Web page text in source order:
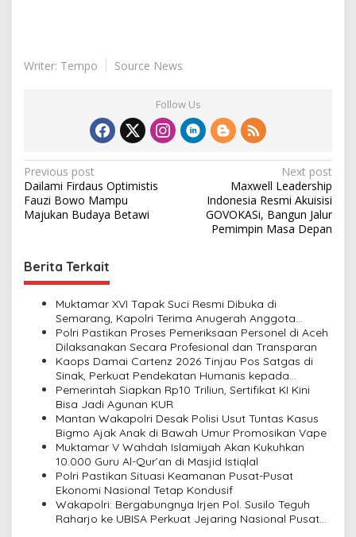
Writer: Tempo Source News
Follow Us
P
o
s
n
a
Previous post
Dailami Firdaus Optimistis
Fauzi Bowo Mampu
Majukan Budaya Betawi
Next post
Maxwell Leadership
Indonesia Resmi Akuisisi
GOVOKASi, Bangun Jalur
Pemimpin Masa Depan
Berita Terkait
Muktamar XVI Tapak Suci Resmi Dibuka di
Semarang, Kapolri Terima Anugerah Anggota
Kehormatan
Polri Pastikan Proses Pemeriksaan Personel di Aceh
Dilaksanakan Secara Profesional dan Transparan
Kaops Damai Cartenz 2026 Tinjau Pos Satgas di
Sinak, Perkuat Pendekatan Humanis kepada
Masyarakat
Pemerintah Siapkan Rp10 Triliun, Sertifikat KI Kini
Bisa Jadi Agunan KUR
Mantan Wakapolri Desak Polisi Usut Tuntas Kasus
Bigmo Ajak Anak di Bawah Umur Promosikan Vape
Muktamar V Wahdah Islamiyah Akan Kukuhkan
10.000 Guru Al-Qur’an di Masjid Istiqlal
Polri Pastikan Situasi Keamanan Pusat-Pusat
Ekonomi Nasional Tetap Kondusif
Wakapolri: Bergabungnya Irjen Pol. Susilo Teguh
Raharjo ke UBISA Perkuat Jejaring Nasional Pusat